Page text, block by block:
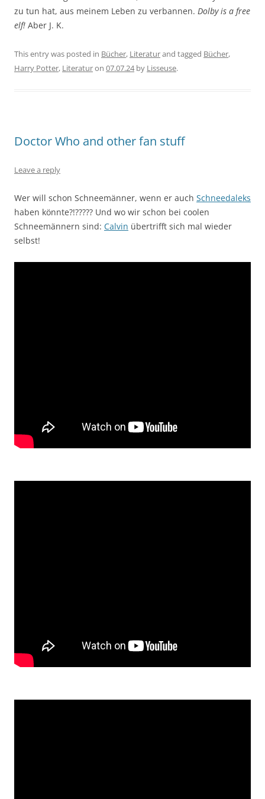
zu tun hat, aus meinem Leben zu verbannen. Dolby is a free
elf! Aber J. K.
This entry was posted in Bücher, Literaturand tagged Bücher,
Harry Potter, Literaturon 07.07.24by Lisseuse.
Doctor Who and other fan stuff
Leave a reply
Wer will schon Schneemänner, wenn er auch Schneedaleks
haben könnte?!????? Und wo wir schon bei coolen
Schneemännern sind: Calvin übertrifft sich mal wieder
selbst!